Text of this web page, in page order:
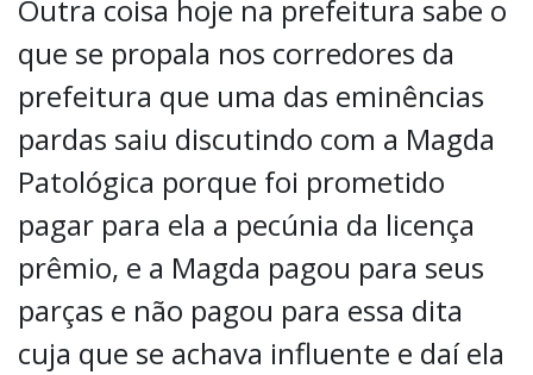
Outra coisa hoje na prefeitura sabe o
que se propala nos corredores da
prefeitura que uma das eminências
pardas saiu discutindo com a Magda
Patológica porque foi prometido
pagar para ela a pecúnia da licença
prêmio, e a Magda pagou para seus
parças e não pagou para essa dita
cuja que se achava influente e daí ela